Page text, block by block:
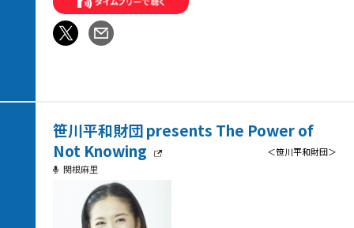
＊時間多少前後する場合があります。
また、内容も一部変更となる場合があります＊
笹川平和財団 presents The Power of
Not Knowing
＜笹川平和財団＞
関根麻里